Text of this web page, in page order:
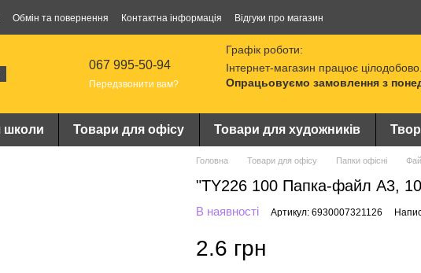
Обмін та повернення Контактна інформація Відгуки про магазин
067 995-50-94
Передзвонити вам?
Графік роботи:
Інтернет-магазин працює цілодобово.
Опрацьовуємо замовлення з
школи Товари для офісу Товари для художників
Головна Товари для офісу Папки офісні
"TY226 100 Папка-файл А3,
В наявності Артикул: 6930007321126
2.6 грн